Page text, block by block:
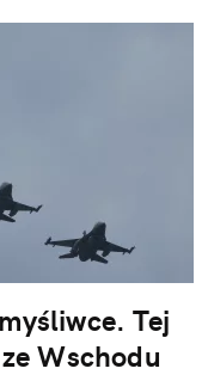
Tej
Wschodu